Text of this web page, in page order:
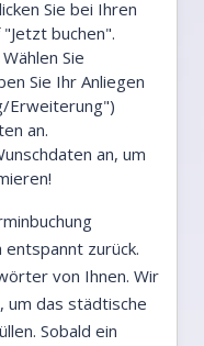
Sie bei Ihren
buchen".
Sie
Sie Ihr Anliegen
Erweiterung")
an.
an, um
entspannt zurück.
von Ihnen. Wir
um das städtische
Sobald ein